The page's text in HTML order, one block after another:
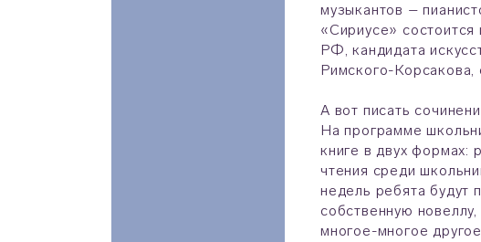
музыкантов –
«Сириусе» состоится
РФ, кандидата
Римского-Корсакова,
А вот писать
На программе
книге в двух формах:
чтения среди
недель ребята будут
собственную новеллу,
многое-многое